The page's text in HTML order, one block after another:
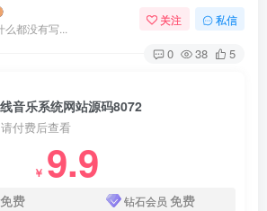
都没有写...
关注 私信
0 38 5
音乐系统网站源码8072
付费后查看
￥ 9.9
免费 钻石会员 免费